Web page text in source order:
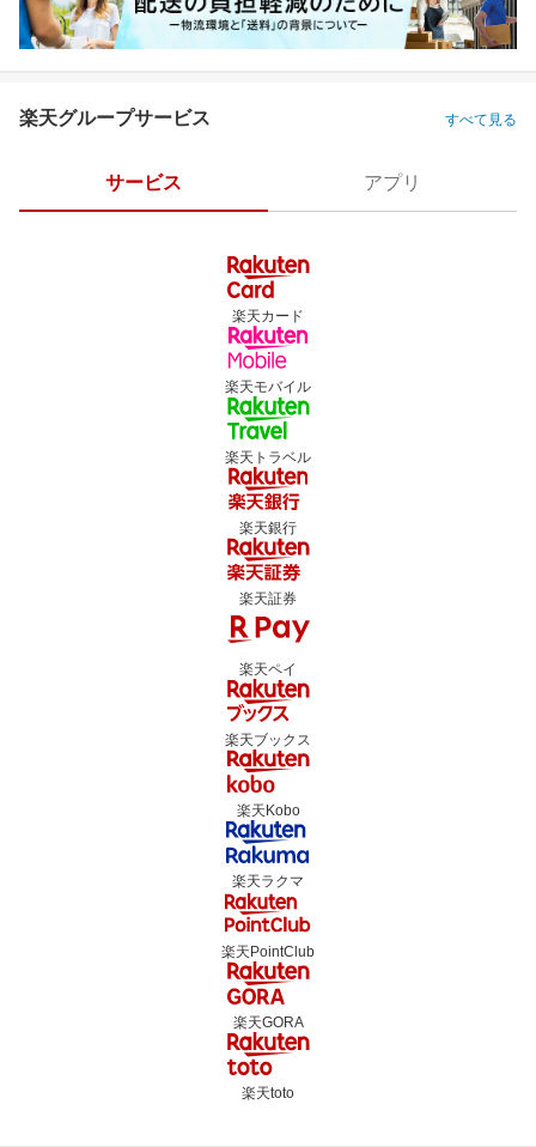
楽天グループサービス すべて見る
サービス アプリ
楽天カード
楽天モバイル
楽天トラベル
楽天銀行
楽天証券
楽天ペイ
楽天ブックス
楽天Kobo
楽天ラクマ
楽天PointClub
楽天GORA
楽天toto